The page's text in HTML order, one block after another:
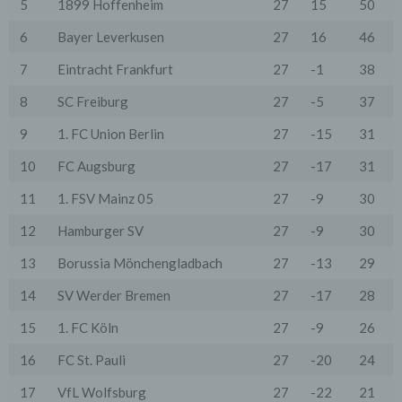
5
1899 Hoffenheim 27 15
50
6
Bayer Leverkusen 27 16
46
7
Eintracht Frankfurt 27 -1
38
8
SC Freiburg 27 -5
37
9
1. FC Union Berlin 27 -15
31
10
FC Augsburg 27 -17
31
11
1. FSV Mainz 05 27 -9
30
12
Hamburger SV 27 -9
30
13
Borussia Mönchengladbach 27 -13
29
14
SV Werder Bremen 27 -17
28
15
1. FC Köln 27 -9
26
16
FC St. Pauli 27 -20
24
17
VfL Wolfsburg 27 -22
21
Drittstaaten erfolgt entweder auf Grundlage einer
oder spezieller Vertragsklauseln, die eine gesetzlich
vorausgesetzte Sicherheit der Daten gewährleisten.
Die personenbezogenen Daten werden, neben den
ausdrücklich in dieser Datenschutzerklärung
genannten Verwendung, für die folgenden Zwecke auf
Grundlage gesetzlicher Erlaubnisse oder
- Die Zurverfügungstellung, Ausführung, Pflege,
und Nutzerleistungen;
und technischen Supports.
Wir übermitteln die Daten der Nutzer an Dritte nur,
an einen Zahlungsdienstleister) oder für andere
vertraglichen Verpflichtungen gegenüber den Nutzern
Bei der Kontaktaufnahme mit uns (per Kontaktformular
oder Email) werden die Angaben des Nutzers zwecks